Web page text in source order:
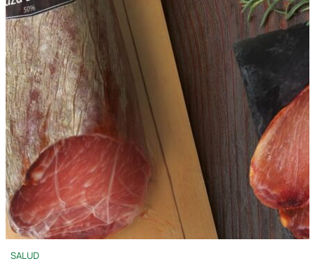
SALUD